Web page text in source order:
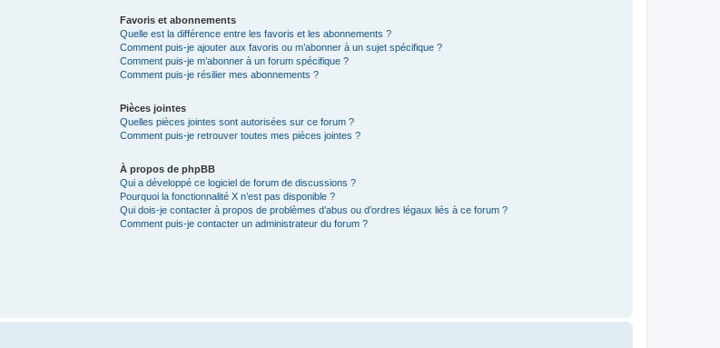
Favoris et abonnements
Quelle est la différence entre les favoris et les abonnements ?
Comment puis-je ajouter aux favoris ou m’abonner à un sujet spécifique ?
Comment puis-je m’abonner à un forum spécifique ?
Comment puis-je résilier mes abonnements ?
Pièces jointes
Quelles pièces jointes sont autorisées sur ce forum ?
Comment puis-je retrouver toutes mes pièces jointes ?
À propos de phpBB
Qui a développé ce logiciel de forum de discussions ?
Pourquoi la fonctionnalité X n’est pas disponible ?
Qui dois-je contacter à propos de problèmes d’abus ou d’ordres légaux liés à ce forum ?
Comment puis-je contacter un administrateur du forum ?